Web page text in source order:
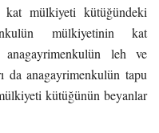
kat mülkiyeti kütüğündeki
mülkiyetinin kat
anagayrimenkulün leh ve
da anagayrimenkulün tapu
kütüğünün beyanlar